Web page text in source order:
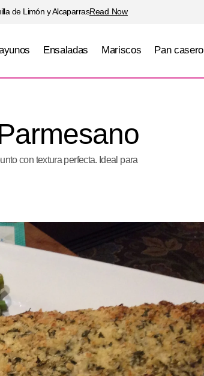
de Limón y AlcaparrasRead Now
Ensaladas Mariscos Pan casero
con textura perfecta. Ideal para